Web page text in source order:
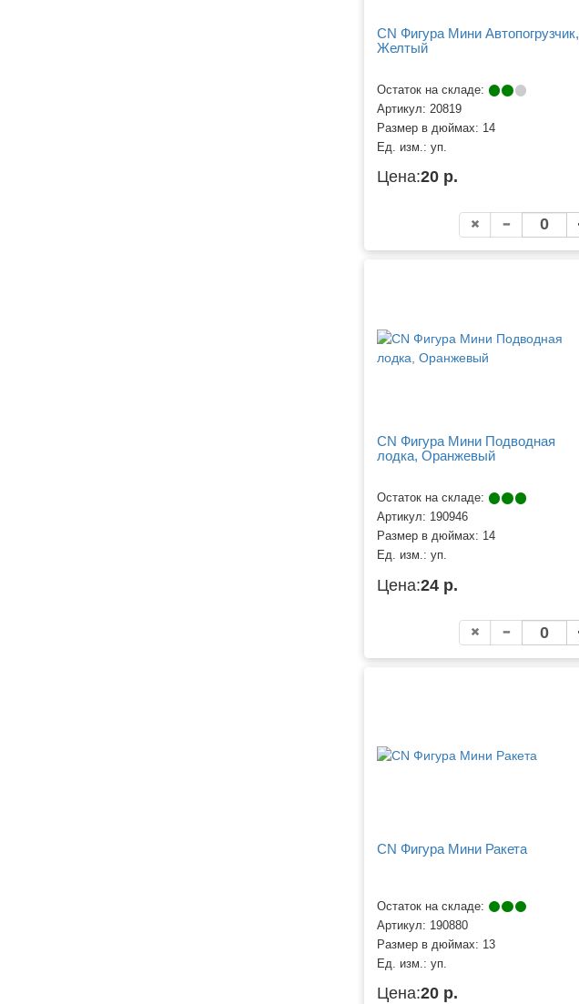
CN Фигура Мини Автопогрузчик,
Желтый
Остаток на складе:
Артикул: 20819
Размер в дюймах: 14
Ед. изм.: уп.
Цена:20 р.
CN Фигура Мини Подводная
лодка, Оранжевый
Остаток на складе:
Артикул: 190946
Размер в дюймах: 14
Ед. изм.: уп.
Цена:24 р.
CN Фигура Мини Ракета
Остаток на складе:
Артикул: 190880
Размер в дюймах: 13
Ед. изм.: уп.
Цена:20 р.